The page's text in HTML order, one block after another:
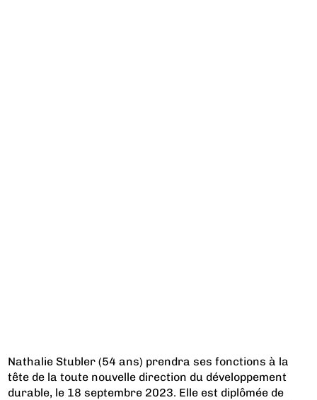
Nathalie Stubler (54 ans) prendra ses fonctions à la
tête de la toute nouvelle direction du développement
durable, le 18 septembre 2023. Elle est diplômée de